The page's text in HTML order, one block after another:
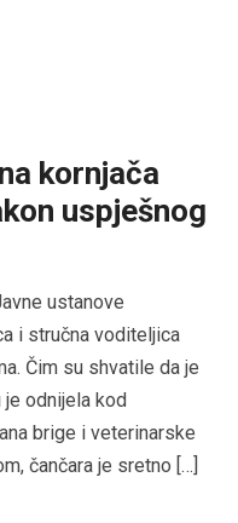
kornjača
uspješnog
ustanove
i stručna voditeljica
Čim su shvatile da je
je odnijela kod
brige i veterinarske
čančara je sretno […]